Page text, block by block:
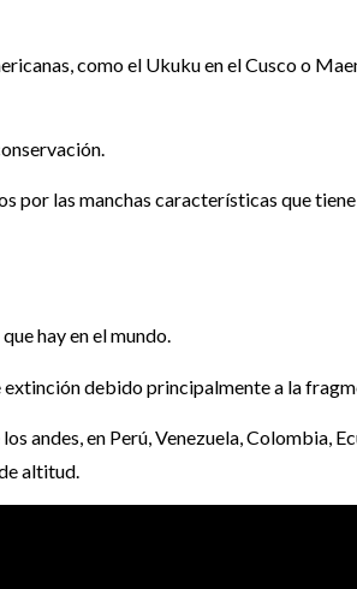
como el Ukuku en el Cusco o
por las manchas características que
hay en el mundo.
debido principalmente a la
andes, en Perú, Venezuela, Colombia,
altitud.